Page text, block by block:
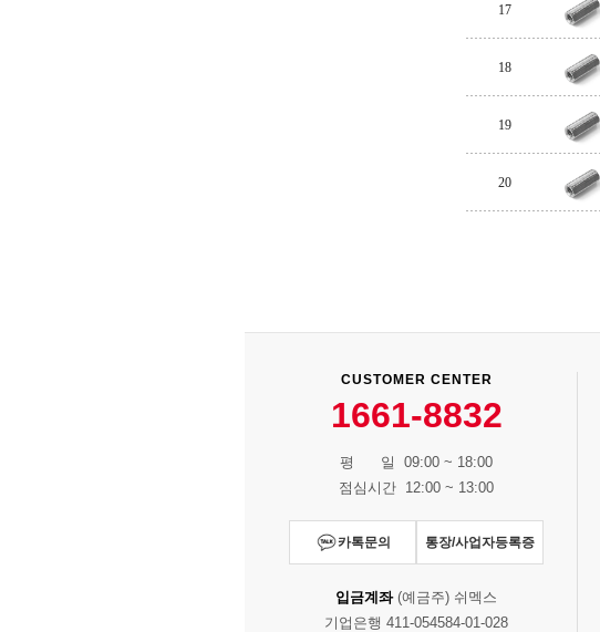
17
18
19
20
CUSTOMER CENTER
1661-8832
평 일 09:00 ~ 18:00
점심시간 12:00 ~ 13:00
카톡문의 통장/사업자등록증
입금계좌(예금주) 쉬멕스
기업은행 411-054584-01-028